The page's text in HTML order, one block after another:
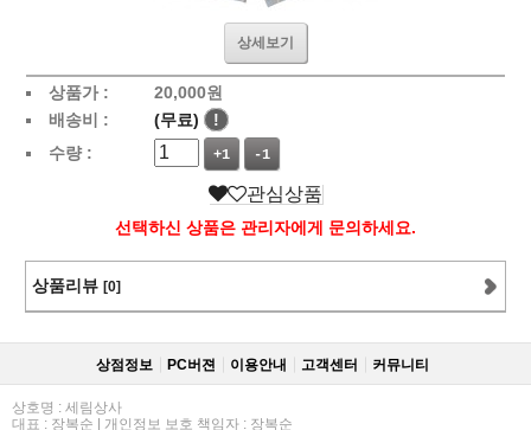
상세보기
상품가 : 20,000원
배송비 :
(무료)
!
수량 :
+1 -1
관심상품
선택하신 상품은 관리자에게 문의하세요.
상품리뷰 [0]
상점정보 PC버젼 이용안내 고객센터 커뮤니티
상호명 : 세림상사
대표 : 장복순 | 개인정보 보호 책임자 : 장복순